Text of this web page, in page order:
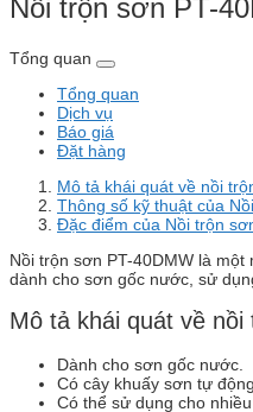
Nồi trộn sơn PT-
Tổng quan
Tổng quan
Dịch vụ
Báo giá
Đặt hàng
Mô tả khái quát về nồi
Thông số kỹ thuật của
Đặc điểm của Nồi trộn
Nồi trộn sơn PT-40DMW là
dành cho sơn gốc nước, sử
Mô tả khái quát về
Dành cho sơn gốc nước.
Có cây khuấy sơn tự động.
Có thể sử dụng cho nhiều